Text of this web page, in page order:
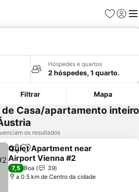
Favoritos
Iniciar
Hóspedes e quartos
2 hóspedes, 1 quarto.
Filtrar Mapa
Casa/apartamento inteiro
os resultados
PartilharAdicionar aos favoritos
Quiet Apartment near
Airport Vienna #2
7,5 Boa
39
a 0.5 km de Centro da cidade